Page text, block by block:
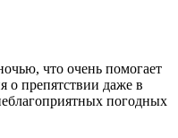
что очень помогает
о препятствии даже в
погодных